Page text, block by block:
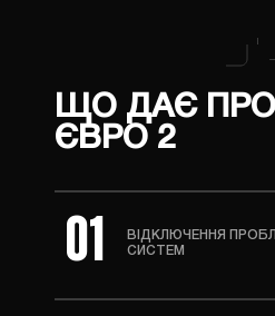
ЩО ДАЄ
ЄВРО 2
01
ВІДКЛЮЧЕННЯ
СИСТЕМ